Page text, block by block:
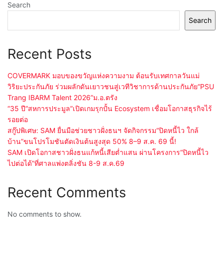
Search
Search
Recent Posts
COVERMARK มอบของขวัญแห่งความงาม ต้อนรับเทศกาลวันแม่
วิริยะประกันภัย ร่วมผลักดันเยาวชนสู่เวทีวิชาการด้านประกันภัย“PSU
Trang IBARM Talent 2026”ม.อ.ตรัง
“35 ปี“สหการประมูล”เปิดเกมรุกปั้น Ecosystem เชื่อมโอกาสธุรกิจไร้
รอยต่อ
สกู๊ปพิเศษ: SAM ยื่นมือช่วยชาวฝั่งธนฯ จัดกิจกรรม“ปิดหนี้ไว ใกล้
บ้าน”ขนโปรโมชันตัดเงินต้นสูงสุด 50% 8–9 ส.ค. 69 นี้!
SAM เปิดโอกาสชาวฝั่งธนแก้หนี้เสียต่ำแสน ผ่านโครงการ“ปิดหนี้ไว
ไปต่อได้”ที่ศาลแพ่งตลิ่งชัน 8-9 ส.ค.69
Recent Comments
No comments to show.